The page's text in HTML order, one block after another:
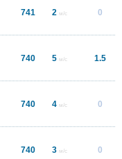
741 2 м/с 0
740 5 м/с 1.5
740 4 м/с 0
740 3 м/с 0